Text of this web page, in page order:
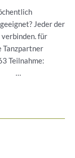
Jeder der
verbinden. für
Tanzpartner
Teilnahme:
…